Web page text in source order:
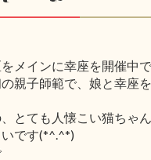
メインに幸座を開催中
親子師範で、娘と幸座
とても人懐こい猫ちゃ
です(*^.^*)